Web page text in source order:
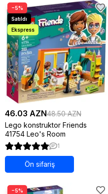
−5%
46.03 AZN48.50 AZN
Lego konstruktor Friends
41754 Leo's Room
1
Ön sifariş
−5%